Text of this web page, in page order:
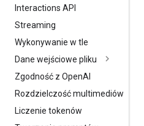
Interactions API
Streaming
Wykonywanie w tle
Dane wejściowe pliku
Zgodność z OpenAI
Rozdzielczość multimediów
Liczenie tokenów